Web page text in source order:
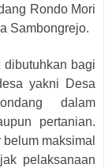
Rondo Mori
Sambongrejo.
dibutuhkan bagi
yakni Desa
dalam
pertanian.
maksimal
pelaksanaan